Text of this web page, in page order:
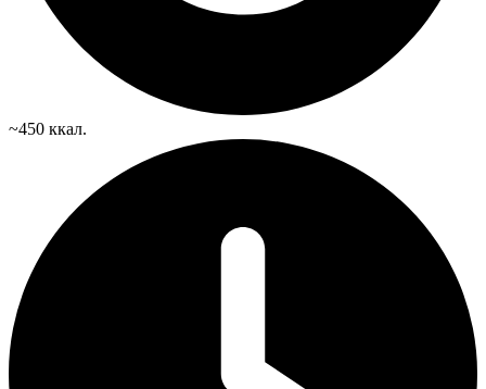
~450 ккал.